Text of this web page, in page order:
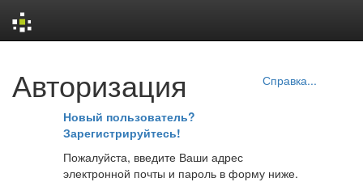
navigation
Авторизация Справка...
Новый пользователь?
Зарегистрируйтесь!
Пожалуйста, введите Ваши адрес
электронной почты и пароль в форму ниже.